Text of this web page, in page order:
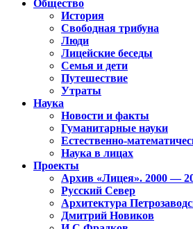
Общество
История
Свободная трибуна
Люди
Лицейские беседы
Семья и дети
Путешествие
Утраты
Наука
Новости и факты
Гуманитарные науки
Естественно-
Наука в лицах
Проекты
Архив «Лицея». 2000 —
Русский Север
Архитектура
Дмитрий Новиков